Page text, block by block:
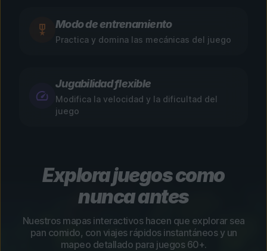
Modo de entrenamiento
Practica y domina las mecánicas del juego
Jugabilidad flexible
Modifica la velocidad y la dificultad del
juego
Explora juegos como
nunca antes
Nuestros mapas interactivos hacen que explorar sea
pan comido, con viajes rápidos instantáneos y un
mapeo detallado para juegos 60+.